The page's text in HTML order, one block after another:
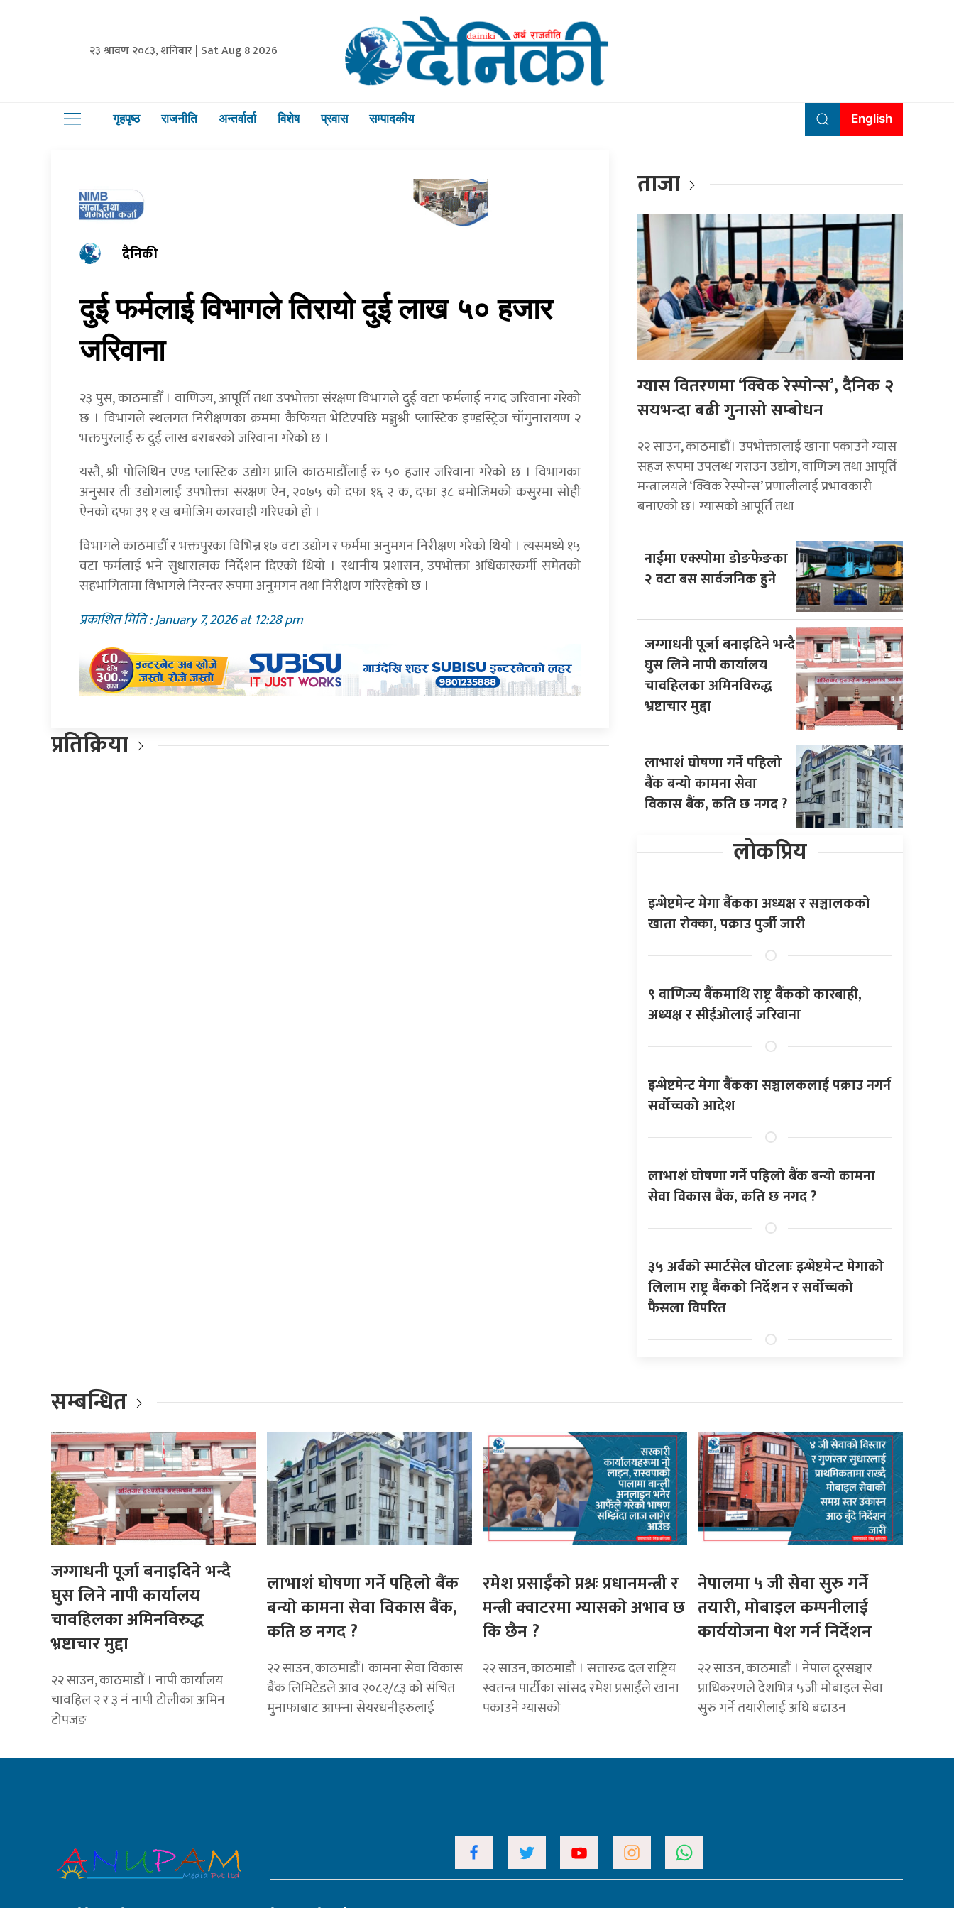
२३ श्रावण २०८३, शनिबार | Sat Aug 8 2026
गृहपृष्ठ राजनीति अन्तर्वार्ता विशेष प्रवास सम्पादकीय English
दैनिकी
दुई फर्मलाई विभागले तिरायो दुई लाख ५० हजार
जरिवाना
२३ पुस, काठमाडौँ । वाणिज्य, आपूर्ति तथा उपभोक्ता संरक्षण विभागले दुई वटा फर्मलाई नगद जरिवाना गरेको
छ । विभागले स्थलगत निरीक्षणका क्रममा कैफियत भेटिएपछि मञ्जुश्री प्लास्टिक इण्डस्ट्रिज चाँगुनारायण २
भक्तपुरलाई रु दुई लाख बराबरको जरिवाना गरेको छ ।
यस्तै, श्री पोलिथिन एण्ड प्लास्टिक उद्योग प्रालि काठमाडौँलाई रु ५० हजार जरिवाना गरेको छ । विभागका
अनुसार ती उद्योगलाई उपभोक्ता संरक्षण ऐन, २०७५ को दफा १६ २ क, दफा ३८ बमोजिमको कसुरमा सोही
ऐनको दफा ३९ १ ख बमोजिम कारवाही गरिएको हो ।
विभागले काठमाडौँ र भक्तपुरका विभिन्न १७ वटा उद्योग र फर्ममा अनुमगन निरीक्षण गरेको थियो । त्यसमध्ये १५
वटा फर्मलाई भने सुधारात्मक निर्देशन दिएको थियो । स्थानीय प्रशासन, उपभोक्ता अधिकारकर्मी समेतको
सहभागितामा विभागले निरन्तर रुपमा अनुमगन तथा निरीक्षण गरिरहेको छ ।
प्रकाशित मिति : January 7, 2026 at 12:28 pm
प्रतिक्रिया
ताजा
ग्यास वितरणमा ‘क्विक रेस्पोन्स’, दैनिक २
सयभन्दा बढी गुनासो सम्बोधन
२२ साउन, काठमाडाैं। उपभोक्तालाई खाना पकाउने ग्यास
सहज रूपमा उपलब्ध गराउन उद्योग, वाणिज्य तथा आपूर्ति
मन्त्रालयले ‘क्विक रेस्पोन्स’ प्रणालीलाई प्रभावकारी
बनाएको छ। ग्यासको आपूर्ति तथा
नाईमा एक्स्पोमा डोङफेङका
२ वटा बस सार्वजनिक हुने
जग्गाधनी पूर्जा बनाइदिने भन्दै
घुस लिने नापी कार्यालय
चावहिलका अमिनविरुद्ध
भ्रष्टाचार मुद्दा
लाभाशं घोषणा गर्ने पहिलो
बैंक बन्यो कामना सेवा
विकास बैंक, कति छ नगद ?
लोकप्रिय
इन्भेष्टमेन्ट मेगा बैंकका अध्यक्ष र सञ्चालकको
खाता रोक्का, पक्राउ पुर्जी जारी
९ वाणिज्य बैंकमाथि राष्ट्र बैंकको कारबाही,
अध्यक्ष र सीईओलाई जरिवाना
इन्भेष्टमेन्ट मेगा बैंकका सञ्चालकलाई पक्राउ नगर्न
सर्वोच्चको आदेश
लाभाशं घोषणा गर्ने पहिलो बैंक बन्यो कामना
सेवा विकास बैंक, कति छ नगद ?
३५ अर्बको स्मार्टसेल घोटलाः इन्भेष्टमेन्ट मेगाको
लिलाम राष्ट्र बैंकको निर्देशन र सर्वोच्चको
फैसला विपरित
सम्बन्धित
जग्गाधनी पूर्जा बनाइदिने भन्दै
घुस लिने नापी कार्यालय
चावहिलका अमिनविरुद्ध
भ्रष्टाचार मुद्दा
२२ साउन, काठमाडौं । नापी कार्यालय
चावहिल २ र ३ नं नापी टोलीका अमिन
टोपजङ
लाभाशं घोषणा गर्ने पहिलो बैंक
बन्यो कामना सेवा विकास बैंक,
कति छ नगद ?
२२ साउन, काठमाडाैं। कामना सेवा विकास
बैंक लिमिटेडले आव २०८२/८३ को संचित
मुनाफाबाट आफ्ना सेयरधनीहरुलाई
रमेश प्रसाईंको प्रश्नः प्रधानमन्त्री र
मन्त्री क्वाटरमा ग्यासको अभाव छ
कि छैन ?
२२ साउन, काठमाडौं । सत्तारुढ दल राष्ट्रिय
स्वतन्त्र पार्टीका सांसद रमेश प्रसाईंले खाना
पकाउने ग्यासको
नेपालमा ५ जी सेवा सुरु गर्ने
तयारी, मोबाइल कम्पनीलाई
कार्ययोजना पेश गर्न निर्देशन
२२ साउन, काठमाडाैं । नेपाल दूरसञ्चार
प्राधिकरणले देशभित्र ५जी मोबाइल सेवा
सुरु गर्ने तयारीलाई अघि बढाउन